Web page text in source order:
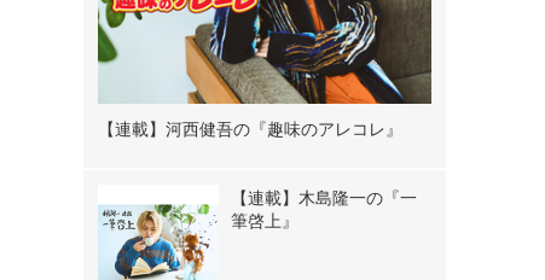
【連載】河西健吾の『趣味のアレコレ』
【連載】木島隆一の『一
筆啓上』